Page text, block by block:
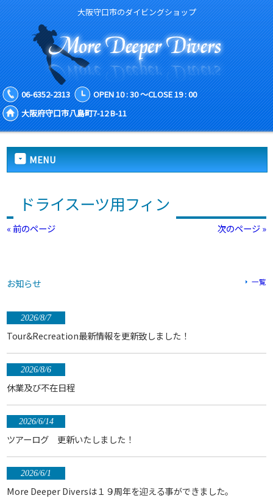
大阪守口市のダイビングショップ
06-6352-2313
OPEN 10 : 30 ～CLOSE 19 : 00
大阪府守口市八島町7-12 B-11
MENU
ドライスーツ用フィン
« 前のページ 次のページ »
お知らせ 一覧
2026/8/7
Tour&Recreation最新情報を更新致しました！
2026/8/6
休業及び不在日程
2026/6/14
ツアーログ 更新いたしました！
2026/6/1
More Deeper Diversは１９周年を迎える事ができました。